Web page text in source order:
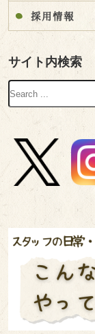
採用情報
サイト内検索